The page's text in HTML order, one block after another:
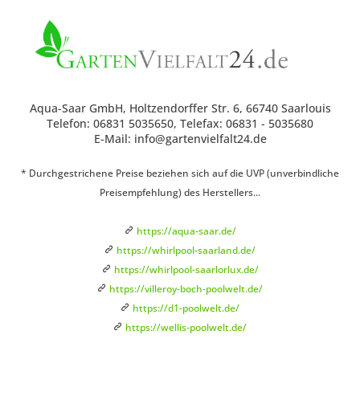
Aqua-Saar GmbH, Holtzendorffer Str. 6, 66740 Saarlouis
Telefon: 06831 5035650, Telefax: 06831 - 5035680
E-Mail: info@gartenvielfalt24.de
* Durchgestrichene Preise beziehen sich auf die UVP (unverbindliche
Preisempfehlung) des Herstellers...
https://aqua-saar.de/
https://whirlpool-saarland.de/
https://whirlpool-saarlorlux.de/
https://villeroy-boch-poolwelt.de/
https://d1-poolwelt.de/
https://wellis-poolwelt.de/